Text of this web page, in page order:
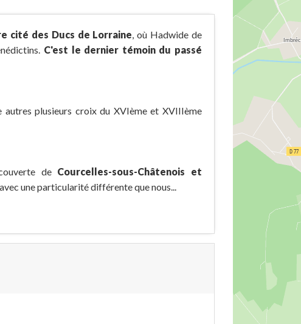
cité des Ducs de Lorraine, où Hadwide de
C'est le dernier témoin du passé
plusieurs croix du XVIème et XVIIIème
de Courcelles-sous-Châtenois et
une particularité différente que nous...